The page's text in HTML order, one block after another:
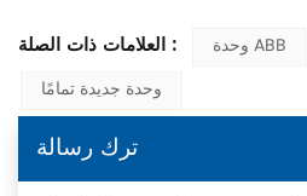
العلامات ذات الصلة : وحدة ABB
وحدة جديدة تمامًا
ترك رسالة